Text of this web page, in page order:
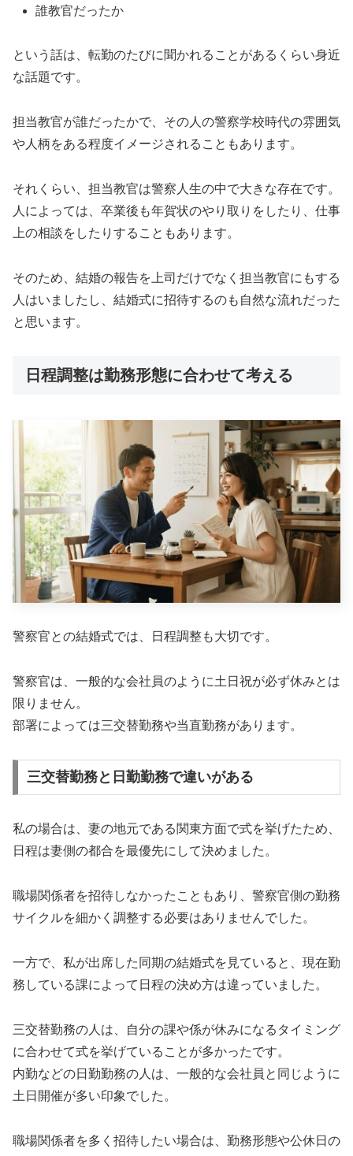
誰教官だったか
という話は、転勤のたびに聞かれることがあるくらい身近
な話題です。
担当教官が誰だったかで、その人の警察学校時代の雰囲気
や人柄をある程度イメージされることもあります。
それくらい、担当教官は警察人生の中で大きな存在です。
人によっては、卒業後も年賀状のやり取りをしたり、仕事
上の相談をしたりすることもあります。
そのため、結婚の報告を上司だけでなく担当教官にもする
人はいましたし、結婚式に招待するのも自然な流れだった
と思います。
日程調整は勤務形態に合わせて考える
警察官との結婚式では、日程調整も大切です。
警察官は、一般的な会社員のように土日祝が必ず休みとは
限りません。
部署によっては三交替勤務や当直勤務があります。
三交替勤務と日勤勤務で違いがある
私の場合は、妻の地元である関東方面で式を挙げたため、
日程は妻側の都合を最優先にして決めました。
職場関係者を招待しなかったこともあり、警察官側の勤務
サイクルを細かく調整する必要はありませんでした。
一方で、私が出席した同期の結婚式を見ていると、現在勤
務している課によって日程の決め方は違っていました。
三交替勤務の人は、自分の課や係が休みになるタイミング
に合わせて式を挙げていることが多かったです。
内勤などの日勤勤務の人は、一般的な会社員と同じように
土日開催が多い印象でした。
職場関係者を多く招待したい場合は、勤務形態や公休日の